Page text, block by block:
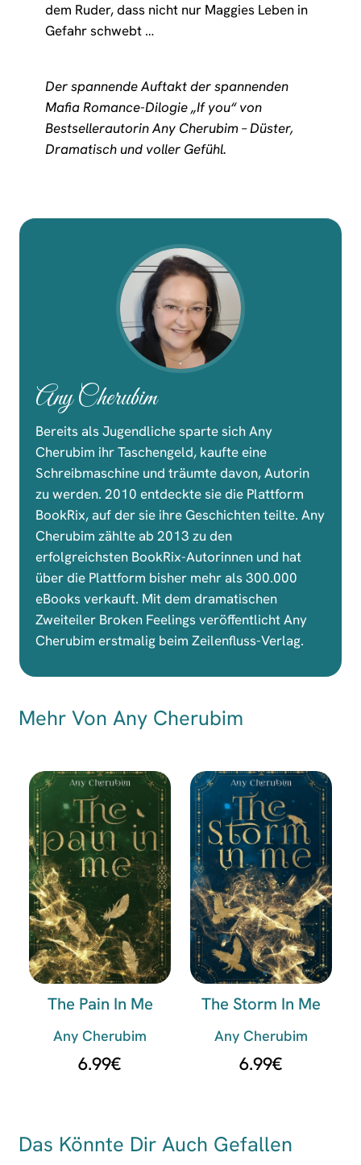
dem Ruder, dass nicht nur Maggies Leben in
Gefahr schwebt …
Der spannende Auftakt der spannenden
Mafia Romance-Dilogie „If you“ von
Bestsellerautorin Any Cherubim – Düster,
Dramatisch und voller Gefühl.
Any Cherubim
Bereits als Jugendliche sparte sich Any
Cherubim ihr Taschengeld, kaufte eine
Schreibmaschine und träumte davon, Autorin
zu werden. 2010 entdeckte sie die Plattform
BookRix, auf der sie ihre Geschichten teilte. Any
Cherubim zählte ab 2013 zu den
erfolgreichsten BookRix-Autorinnen und hat
über die Plattform bisher mehr als 300.000
eBooks verkauft. Mit dem dramatischen
Zweiteiler Broken Feelings veröffentlicht Any
Cherubim erstmalig beim Zeilenfluss-Verlag.
Mehr Von Any Cherubim
The Pain In Me
Any Cherubim
6.99€
The Storm In Me
Any Cherubim
6.99€
Das Könnte Dir Auch Gefallen